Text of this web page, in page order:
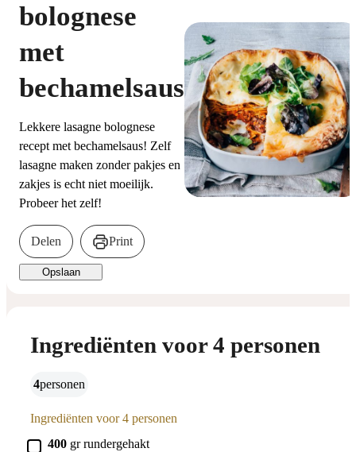
bolognese
met
bechamelsaus
Lekkere lasagne bolognese
recept met bechamelsaus! Zelf
lasagne maken zonder pakjes en
zakjes is echt niet moeilijk.
Probeer het zelf!
Delen Print
Opslaan
Ingrediënten voor 4 personen
4 personen
Ingrediënten voor 4 personen
▢
400 gr rundergehakt